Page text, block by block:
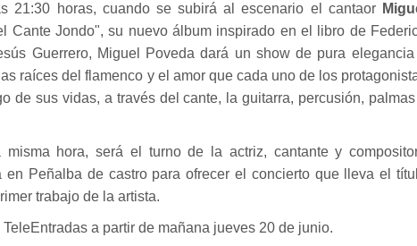
21:30 horas, cuando se subirá al escenario el cantaor
Cante Jondo", su nuevo álbum inspirado en el libro de
Guerrero, Miguel Poveda dará un show de pura
raíces del flamenco y el amor que cada uno de los
de sus vidas, a través del cante, la guitarra, percusión,
hora, será el turno de la actriz, cantante y
Peñalba de castro para ofrecer el concierto que lleva el
trabajo de la artista.
a partir de mañana jueves 20 de junio.